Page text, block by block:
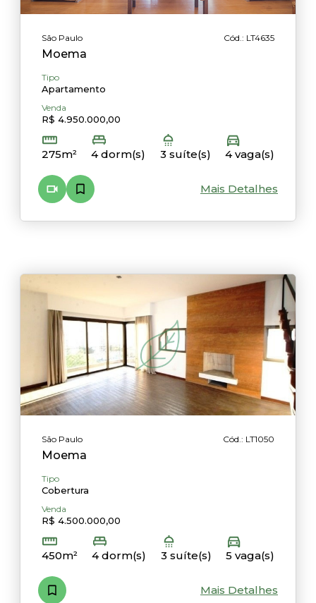
São Paulo Cód.: LT4635
Moema
Tipo
Apartamento
Venda
R$ 4.950.000,00
275m² 4 dorm(s) 3 suíte(s) 4 vaga(s)
Mais Detalhes
São Paulo Cód.: LT1050
Moema
Tipo
Cobertura
Venda
R$ 4.500.000,00
450m² 4 dorm(s) 3 suíte(s) 5 vaga(s)
Mais Detalhes